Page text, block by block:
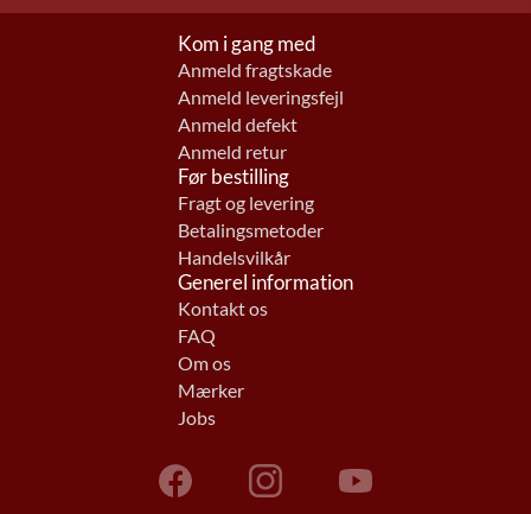
Kom i gang med
Anmeld fragtskade
Anmeld leveringsfejl
Anmeld defekt
Anmeld retur
Før bestilling
Fragt og levering
Betalingsmetoder
Handelsvilkår
Generel information
Kontakt os
FAQ
Om os
Mærker
Jobs